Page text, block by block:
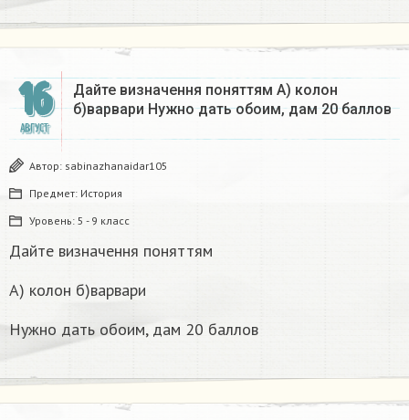
16
АВГУСТ
Дайте визначення поняттям А) колон
б)варвари Нужно дать обоим, дам 20 баллов
Автор: sabinazhanaidar105
Предмет: История
Уровень: 5 - 9 класс
Дайте визначення поняттям
А) колон б)варвари
Нужно дать обоим, дам 20 баллов